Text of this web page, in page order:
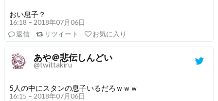
おい息子？
16:18 – 2018年07月06日
返信
リツイート お気に入り
あや＠悲伝しんどい
@twittakiru
5人の中にスタンの息子いるだろｗｗｗ
16:15 – 2018年07月06日